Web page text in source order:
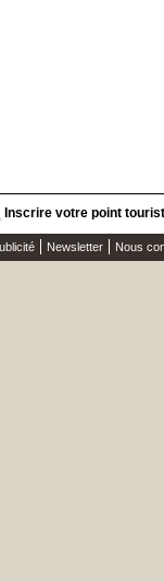
Inscrire votre point
Newsletter Nous